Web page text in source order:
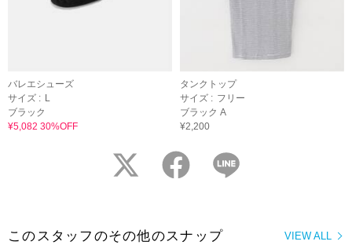
バレエシューズ
サイズ : L
ブラック
¥5,082 30%OFF
タンクトップ
サイズ : フリー
ブラック A
¥2,200
twitter facebook
VIEW ALL
このスタッフのその他のスナップ